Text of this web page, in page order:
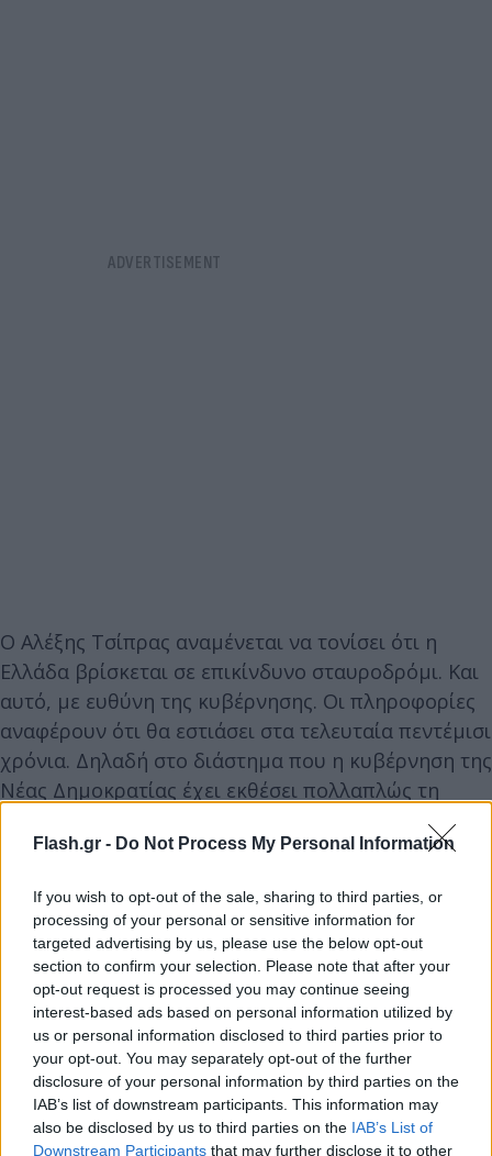
Flash.gr - Do Not Process My Personal Information
If you wish to opt-out of the sale, sharing to third parties, or
processing of your personal or sensitive information for
targeted advertising by us, please use the below opt-out
section to confirm your selection. Please note that after your
opt-out request is processed you may continue seeing
interest-based ads based on personal information utilized by
us or personal information disclosed to third parties prior to
your opt-out. You may separately opt-out of the further
disclosure of your personal information by third parties on the
IAB’s list of downstream participants. This information may
also be disclosed by us to third parties on the IAB’s List of
Downstream Participants that may further disclose it to other
Ο Αλέξης Τσίπρας αναμένεται να τονίσει ότι η
Ελλάδα βρίσκεται σε επικίνδυνο σταυροδρόμι. Και
αυτό, με ευθύνη της κυβέρνησης. Οι πληροφορίες
αναφέρουν ότι θα εστιάσει στα τελευταία πεντέμισι
χρόνια. Δηλαδή στο διάστημα που η κυβέρνηση της
Νέας Δημοκρατίας έχει εκθέσει πολλαπλώς τη
χώρα σε οικονομικούς αλλά και σε γεωπολιτικούς
κινδύνους – όπως εκείνος εκτιμά.
Θα σημειώσει ότι δεν αξιοποίησε τη
σταθεροποίηση της οικονομίας μετά την έξοδο από
τα μνημόνια για τις αναγκαίες μεταρρυθμίσεις και
την αλλαγή του παραγωγικού μοντέλου, ενώ́ θα
υποστηρίξει πως άφησε να πάει χαμένη η μεγάλη
ευκαιρία του Ταμείου Ανάπτυξης.
Το κυριότερο όμως είναι ότι χειρίστηκε